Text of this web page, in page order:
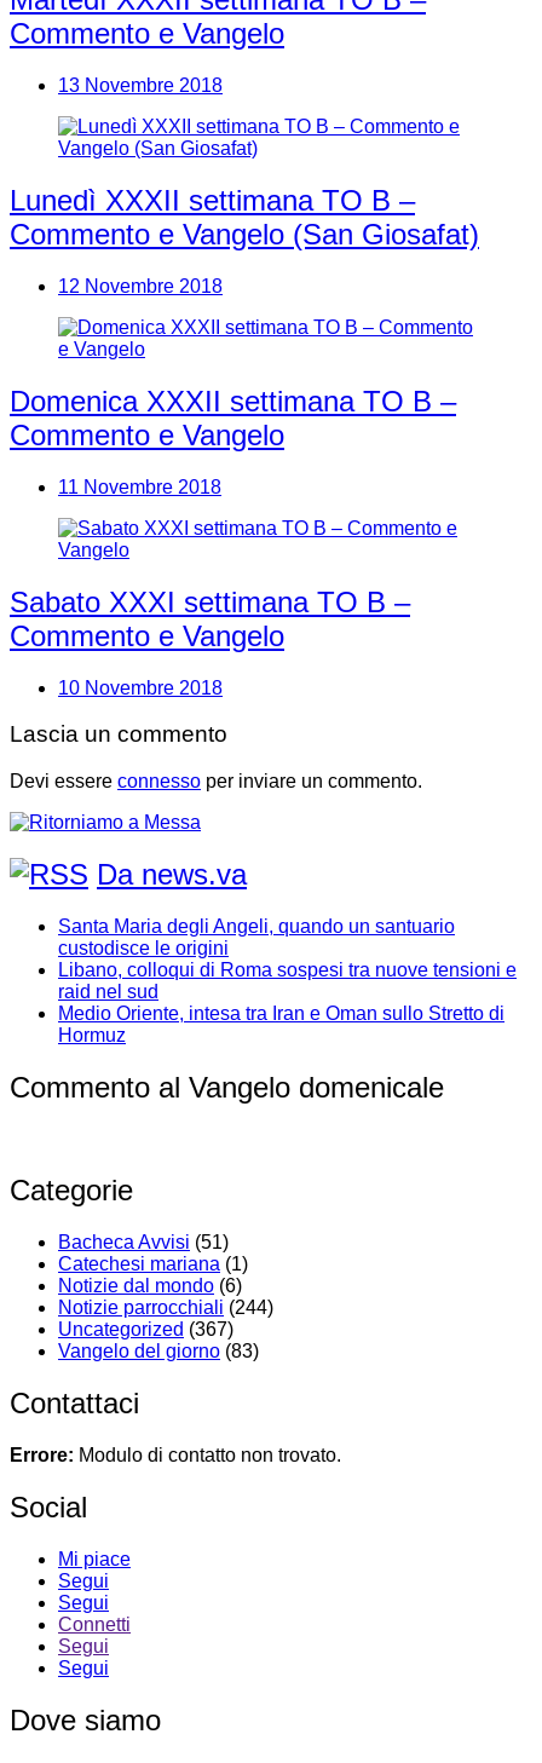
Commento e Vangelo
13 Novembre 2018
Lunedì XXXII settimana TO B –
Commento e Vangelo (San Giosafat)
12 Novembre 2018
Domenica XXXII settimana TO B –
Commento e Vangelo
11 Novembre 2018
Sabato XXXI settimana TO B –
Commento e Vangelo
10 Novembre 2018
Lascia un commento
Devi essere connesso per inviare un commento.
Da news.va
Santa Maria degli Angeli, quando un santuario
custodisce le origini
Libano, colloqui di Roma sospesi tra nuove tensioni e
raid nel sud
Medio Oriente, intesa tra Iran e Oman sullo Stretto di
Hormuz
Commento al Vangelo domenicale
Categorie
Bacheca Avvisi (51)
Catechesi mariana (1)
Notizie dal mondo (6)
Notizie parrocchiali (244)
Uncategorized (367)
Vangelo del giorno (83)
Contattaci
Errore: Modulo di contatto non trovato.
Social
Mi piace
Segui
Segui
Connetti
Segui
Segui
Dove siamo